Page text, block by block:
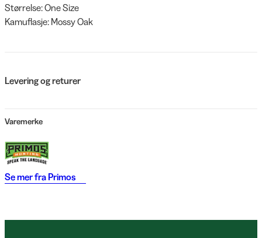
Størrelse: One Size
Kamuflasje: Mossy Oak
Levering og returer
Varemerke
Se mer fra Primos